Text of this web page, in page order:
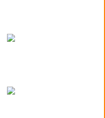
ょう！
RESERVED. Design by PORTALS｜